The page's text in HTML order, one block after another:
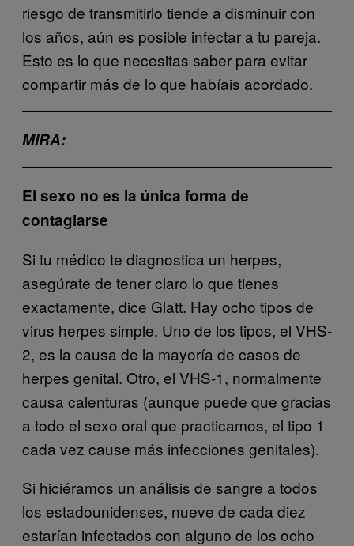
riesgo de transmitirlo tiende a disminuir con
los años, aún es posible infectar a tu pareja.
Esto es lo que necesitas saber para evitar
compartir más de lo que habíais acordado.
MIRA:
El sexo no es la única forma de
contagiarse
Si tu médico te diagnostica un herpes,
asegúrate de tener claro lo que tienes
exactamente, dice Glatt. Hay ocho tipos de
virus herpes simple. Uno de los tipos, el VHS-
2, es la causa de la mayoría de casos de
herpes genital. Otro, el VHS-1, normalmente
causa calenturas (aunque puede que gracias
a todo el sexo oral que practicamos, el tipo 1
cada vez cause más infecciones genitales).
Si hiciéramos un análisis de sangre a todos
los estadounidenses, nueve de cada diez
estarían infectados con alguno de los ocho